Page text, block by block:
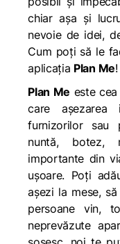
chiar așa și
nevoie de idei,
Cum poți să le
aplicația Plan Me!
Plan Me este
care așezarea
furnizorilor sau
nuntă, botez,
importante din
ușoare. Poți
așezi la mese,
persoane vin,
neprevăzute